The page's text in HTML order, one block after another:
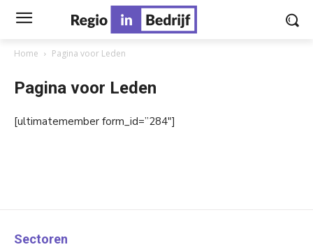
Home Pagina voor Leden
Pagina voor Leden
[ultimatemember form_id=”284″]
Sectoren